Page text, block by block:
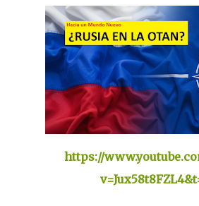
https://